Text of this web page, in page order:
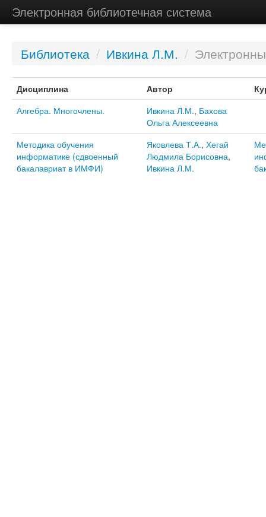
Электронная библиотечная система
Библиотека / Ивкина Л.М. /
Дисциплина Автор
Алгебра. Многочлены.
Ивкина Л.М., Бахова
Ольга Алексеевна
Методика обучения
информатике (сдвоенный
бакалавриат в ИМФИ)
Яковлева Т.А., Хегай
Людмила Борисовна,
Ивкина Л.М.